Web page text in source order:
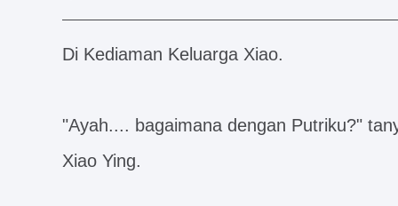
Di Kediaman Keluarga Xiao.
"Ayah.... bagaimana dengan Putriku?"
Xiao Ying.